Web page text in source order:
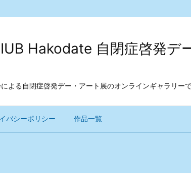
Hakodate 自閉症啓発
よる自閉症啓発デー・アート展のオンラインギャラリーで
バシーポリシー 作品一覧